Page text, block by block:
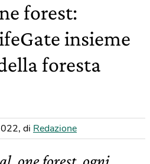
forest:
insieme
foresta
, di Redazione